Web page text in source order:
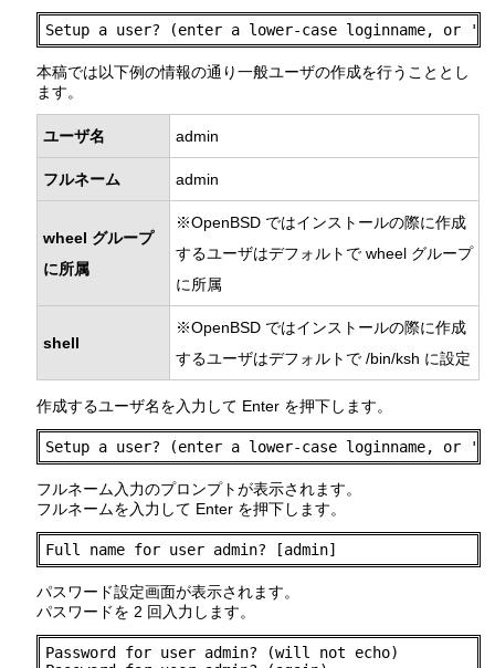
Setup a user? (enter a lower-case loginname, or
本稿では以下例の情報の通り一般ユーザの作成を行うこととし
ます。
ユーザ名 admin
フルネーム admin
wheel グループ
に所属
※OpenBSD ではインストールの際に作成
するユーザはデフォルトで wheel グループ
に所属
shell
※OpenBSD ではインストールの際に作成
するユーザはデフォルトで /bin/ksh に設定
作成するユーザ名を入力して Enter を押下します。
Setup a user? (enter a lower-case loginname, or
フルネーム入力のプロンプトが表示されます。
フルネームを入力して Enter を押下します。
Full name for user admin? [admin]
パスワード設定画面が表示されます。
パスワードを 2 回入力します。
Password for user admin? (will not echo)